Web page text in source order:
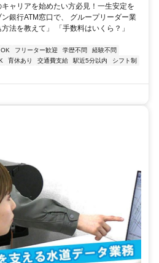
ャリアを始めたい方必見！一生安定を
銀行ATM窓口で、 グループリーダー業
法を教えて」 「手数料はいくら？」
フリーター歓迎 学歴不問
経験不問
育休あり 交通費支給 駅近5分以内
シフト制